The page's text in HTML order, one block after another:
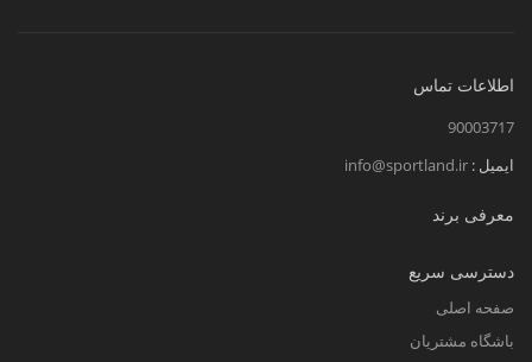
اطلاعات تماس
90003717
ایمیل : info@sportland.ir
معرفی برند
دسترسی سریع
صفحه اصلی
باشگاه مشتریان